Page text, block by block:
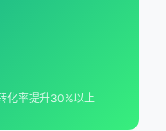
化率提升30%以上